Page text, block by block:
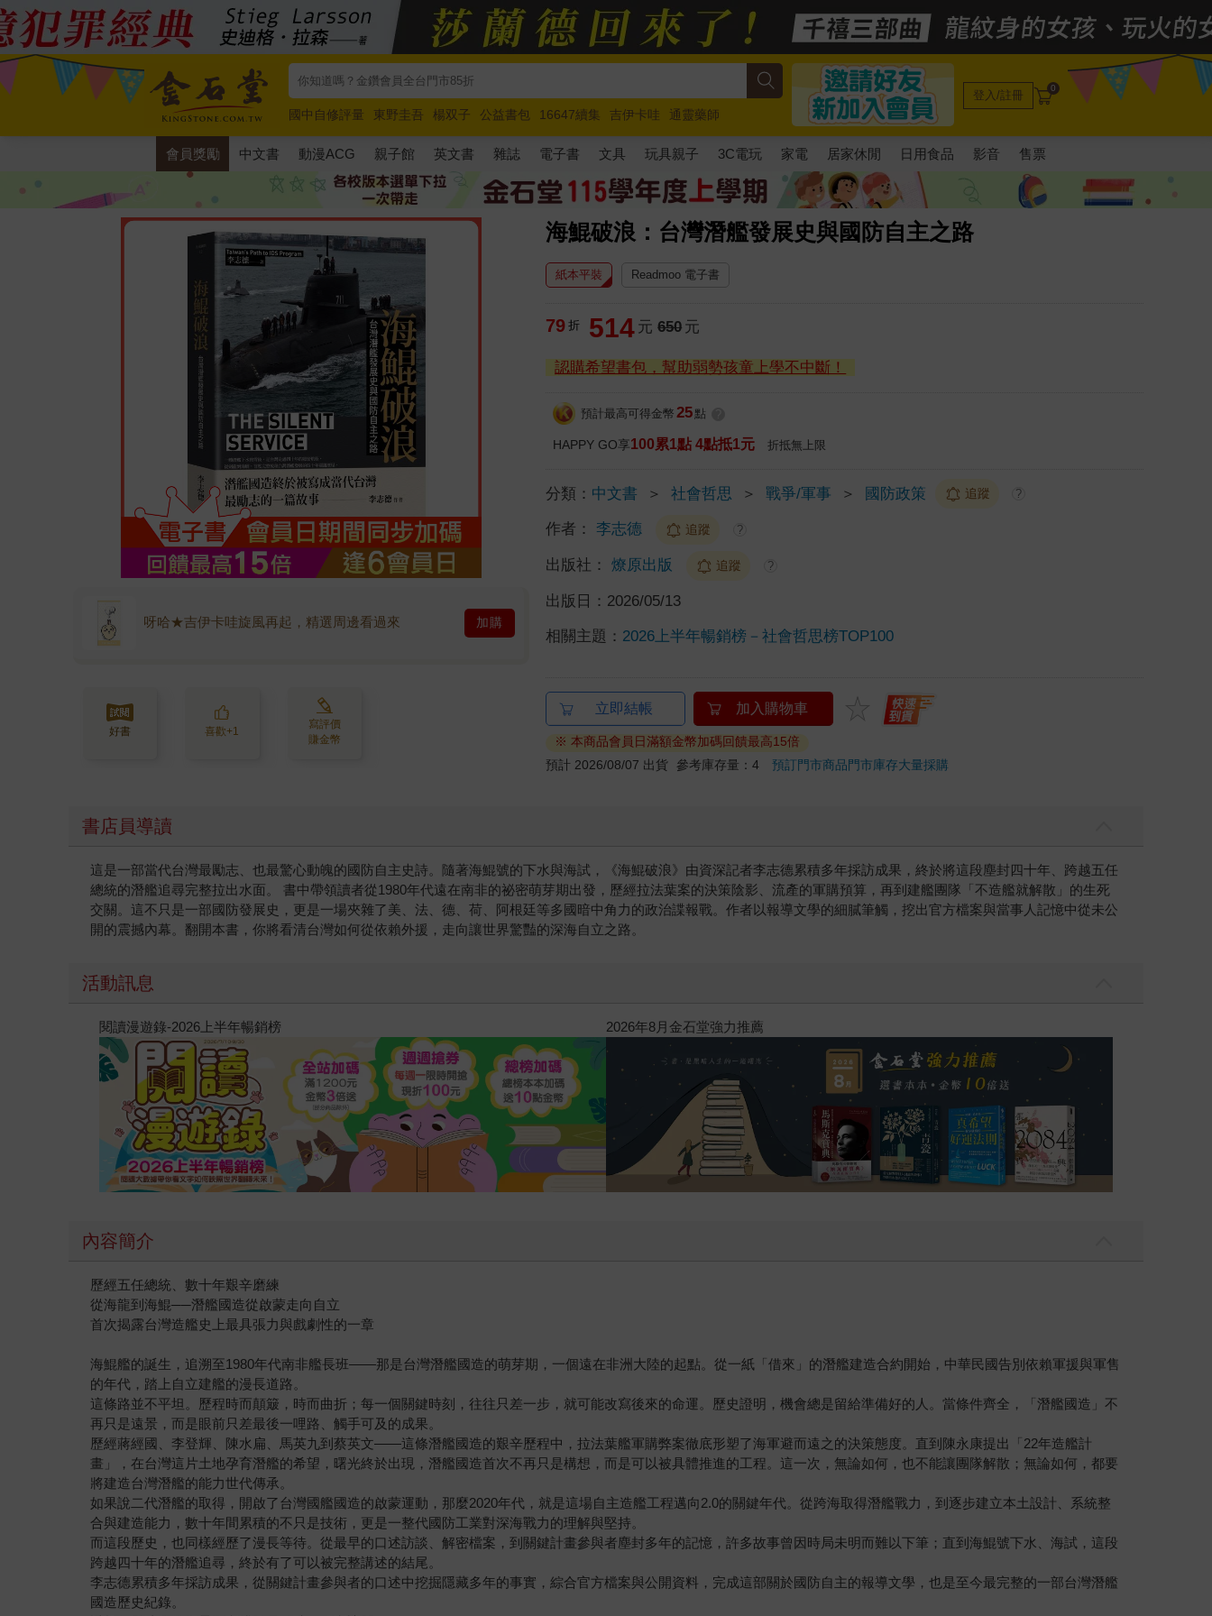
國中自修評量 東野圭吾 楊双子 公益書包 16647續集 吉伊卡哇
通靈藥師
唯紅花綻放
奧德賽 路邊攤新作 馬斯克 玩具總動員5 超慢跑
登入/註冊 0
會員獎勵 中文書 動漫ACG 親子館 英文書 雜誌 電子書 文具 玩具親子 3C電玩 家電 居家休閒 日用食品 影音 售票
海鯤破浪：台灣潛艦發展史與國防自主之路
呀哈★吉伊卡哇旋風再起，精選周邊看過來 加購
好書 喜歡+1
寫評價
賺金幣
紙本平裝 Readmoo 電子書
79 折 514 元 650 元
認購希望書包，幫助弱勢孩童上學不中斷！
預計最高可得金幣 25 點
HAPPY GO享100累1點 4點抵1元 折抵無上限
分類： 中文書 ＞ 社會哲思 ＞ 戰爭/軍事 ＞ 國防政策 追蹤 ?
作者： 李志德 追蹤 ?
出版社： 燎原出版 追蹤 ?
出版日： 2026/05/13
相關主題： 2026上半年暢銷榜－社會哲思榜TOP100
立即結帳 加入購物車
※ 本商品會員日滿額金幣加碼回饋最高15倍
預計 2026/08/07 出貨 參考庫存量：4預訂門市商品門市庫存大量採購
書店員導讀
這是一部當代台灣最勵志、也最驚心動魄的國防自主史詩。隨著海鯤號的下水與海試，《海鯤破浪》由資深記者李志德累積多年採訪成果，終於將這段塵封四十年、跨越五任
總統的潛艦追尋完整拉出水面。 書中帶領讀者從1980年代遠在南非的祕密萌芽期出發，歷經拉法葉案的決策陰影、流產的軍購預算，再到建艦團隊「不造艦就解散」的生死
交關。這不只是一部國防發展史，更是一場夾雜了美、法、德、荷、阿根廷等多國暗中角力的政治諜報戰。作者以報導文學的細膩筆觸，挖出官方檔案與當事人記憶中從未公
開的震撼內幕。翻開本書，你將看清台灣如何從依賴外援，走向讓世界驚豔的深海自立之路。
活動訊息
閱讀漫遊錄-2026上半年暢銷榜 2026年8月金石堂強力推薦
內容簡介
歷經五任總統、數十年艱辛磨練
從海龍到海鯤──潛艦國造從啟蒙走向自立
首次揭露台灣造艦史上最具張力與戲劇性的一章
海鯤艦的誕生，追溯至1980年代南非艦長班——那是台灣潛艦國造的萌芽期，一個遠在非洲大陸的起點。從一紙「借來」的潛艦建造合約開始，中華民國告別依賴軍援與軍售
的年代，踏上自立建艦的漫長道路。
這條路並不平坦。歷程時而顛簸，時而曲折；每一個關鍵時刻，往往只差一步，就可能改寫後來的命運。歷史證明，機會總是留給準備好的人。當條件齊全，「潛艦國造」不
再只是遠景，而是眼前只差最後一哩路、觸手可及的成果。
歷經蔣經國、李登輝、陳水扁、馬英九到蔡英文——這條潛艦國造的艱辛歷程中，拉法葉艦軍購弊案徹底形塑了海軍避而遠之的決策態度。直到陳永康提出「22年造艦計
畫」，在台灣這片土地孕育潛艦的希望，曙光終於出現，潛艦國造首次不再只是構想，而是可以被具體推進的工程。這一次，無論如何，也不能讓團隊解散；無論如何，都要
將建造台灣潛艦的能力世代傳承。
如果說二代潛艦的取得，開啟了台灣國艦國造的啟蒙運動，那麼2020年代，就是這場自主造艦工程邁向2.0的關鍵年代。從跨海取得潛艦戰力，到逐步建立本土設計、系統整
合與建造能力，數十年間累積的不只是技術，更是一整代國防工業對深海戰力的理解與堅持。
而這段歷史，也同樣經歷了漫長等待。從最早的口述訪談、解密檔案，到關鍵計畫參與者塵封多年的記憶，許多故事曾因時局未明而難以下筆；直到海鯤號下水、海試，這段
跨越四十年的潛艦追尋，終於有了可以被完整講述的結尾。
李志德累積多年採訪成果，從關鍵計畫參與者的口述中挖掘隱藏多年的事實，綜合官方檔案與公開資料，完成這部關於國防自主的報導文學，也是至今最完整的一部台灣潛艦
國造歷史紀錄。